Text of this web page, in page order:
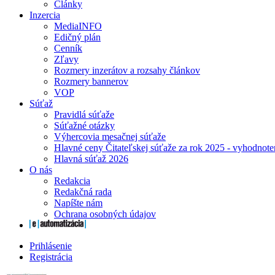
Články
Inzercia
MediaINFO
Edičný plán
Cenník
Zľavy
Rozmery inzerátov a rozsahy článkov
Rozmery bannerov
VOP
Súťaž
Pravidlá súťaže
Súťažné otázky
Výhercovia mesačnej súťaže
Hlavné ceny Čitateľskej súťaže za rok 2025 -
Hlavná súťaž 2026
O nás
Redakcia
Redakčná rada
Napíšte nám
Ochrana osobných údajov
Prihlásenie
Registrácia